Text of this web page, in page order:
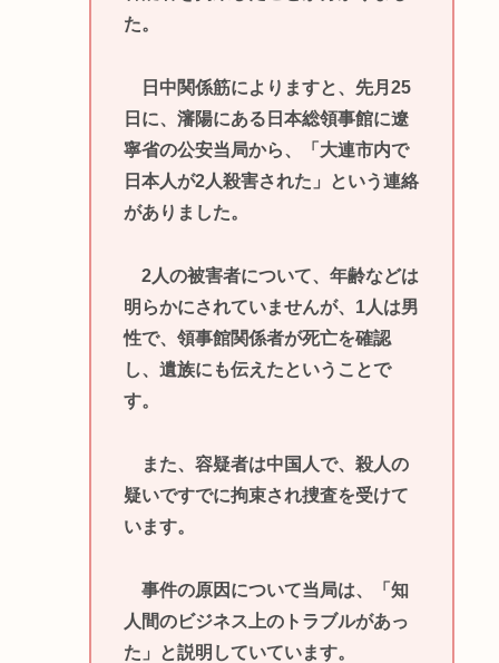
た。
日中関係筋によりますと、先月25
日に、瀋陽にある日本総領事館に遼
寧省の公安当局から、「大連市内で
日本人が2人殺害された」という連絡
がありました。
2人の被害者について、年齢などは
明らかにされていませんが、1人は男
性で、領事館関係者が死亡を確認
し、遺族にも伝えたということで
す。
また、容疑者は中国人で、殺人の
疑いですでに拘束され捜査を受けて
います。
事件の原因について当局は、「知
人間のビジネス上のトラブルがあっ
た」と説明していています。